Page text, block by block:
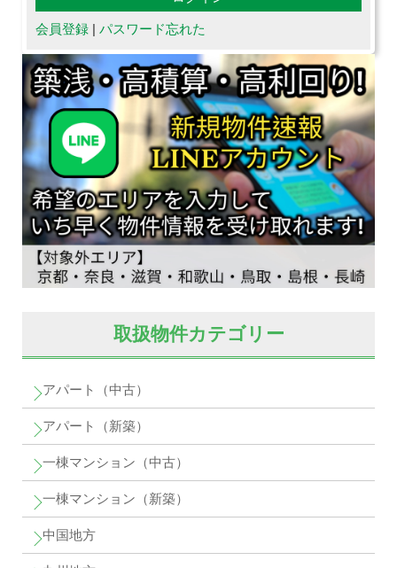
会員登録 | パスワード忘れた
取扱物件カテゴリー
アパート（中古）
アパート（新築）
一棟マンション（中古）
一棟マンション（新築）
中国地方